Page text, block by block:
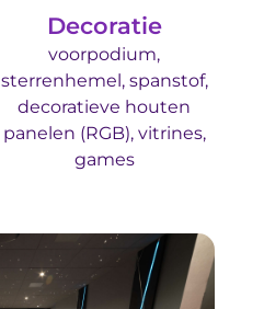
Decoratie
voorpodium,
sterrenhemel, spanstof,
decoratieve houten
panelen (RGB), vitrines,
games